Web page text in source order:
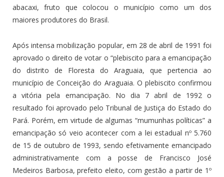
abacaxi, fruto que colocou o município como um dos
maiores produtores do Brasil.
Após intensa mobilização popular, em 28 de abril de 1991 foi
aprovado o direito de votar o “plebiscito para a emancipação
do distrito de Floresta do Araguaia, que pertencia ao
município de Conceição do Araguaia. O plebiscito confirmou
a vitória pela emancipação. No dia 7 abril de 1992 o
resultado foi aprovado pelo Tribunal de Justiça do Estado do
Pará. Porém, em virtude de algumas “mumunhas políticas” a
emancipação só veio acontecer com a lei estadual nº 5.760
de 15 de outubro de 1993, sendo efetivamente emancipado
administrativamente com a posse de Francisco José
Medeiros Barbosa, prefeito eleito, com gestão a partir de 1º